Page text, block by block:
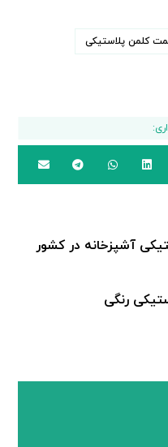
کلمن پلاستیکی
آشپزخانه در کشور
رنگی